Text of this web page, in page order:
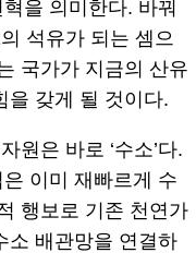
을 의미한다. 바꿔
석유가 되는 셈으
국가가 지금의 산유
을 갖게 될 것이다.
원은 바로 ‘수소’다.
이미 재빠르게 수
행보로 기존 천연가
소 배관망을 연결하